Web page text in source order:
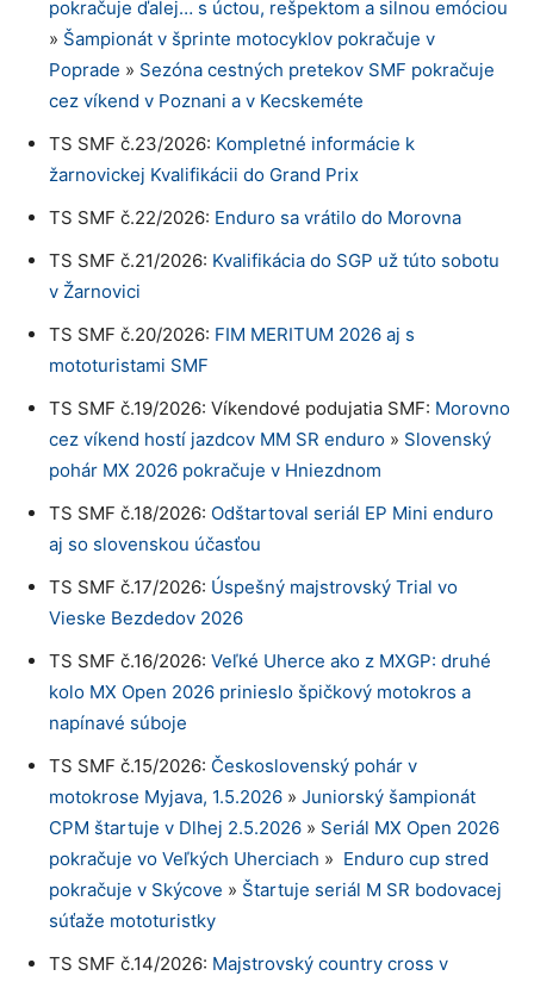
pokračuje ďalej… s úctou, rešpektom a silnou emóciou
» Šampionát v šprinte motocyklov pokračuje v
Poprade » Sezóna cestných pretekov SMF pokračuje
cez víkend v Poznani a v Kecskeméte
TS SMF č.23/2026: Kompletné informácie k
žarnovickej Kvalifikácii do Grand Prix
TS SMF č.22/2026: Enduro sa vrátilo do Morovna
TS SMF č.21/2026: Kvalifikácia do SGP už túto sobotu
v Žarnovici
TS SMF č.20/2026: FIM MERITUM 2026 aj s
mototuristami SMF
TS SMF č.19/2026: Víkendové podujatia SMF: Morovno
cez víkend hostí jazdcov MM SR enduro » Slovenský
pohár MX 2026 pokračuje v Hniezdnom
TS SMF č.18/2026: Odštartoval seriál EP Mini enduro
aj so slovenskou účasťou
TS SMF č.17/2026: Úspešný majstrovský Trial vo
Vieske Bezdedov 2026
TS SMF č.16/2026: Veľké Uherce ako z MXGP: druhé
kolo MX Open 2026 prinieslo špičkový motokros a
napínavé súboje
TS SMF č.15/2026: Československý pohár v
motokrose Myjava, 1.5.2026 » Juniorský šampionát
CPM štartuje v Dlhej 2.5.2026 » Seriál MX Open 2026
pokračuje vo Veľkých Uherciach » Enduro cup stred
pokračuje v Skýcove » Štartuje seriál M SR bodovacej
súťaže mototuristky
TS SMF č.14/2026: Majstrovský country cross v